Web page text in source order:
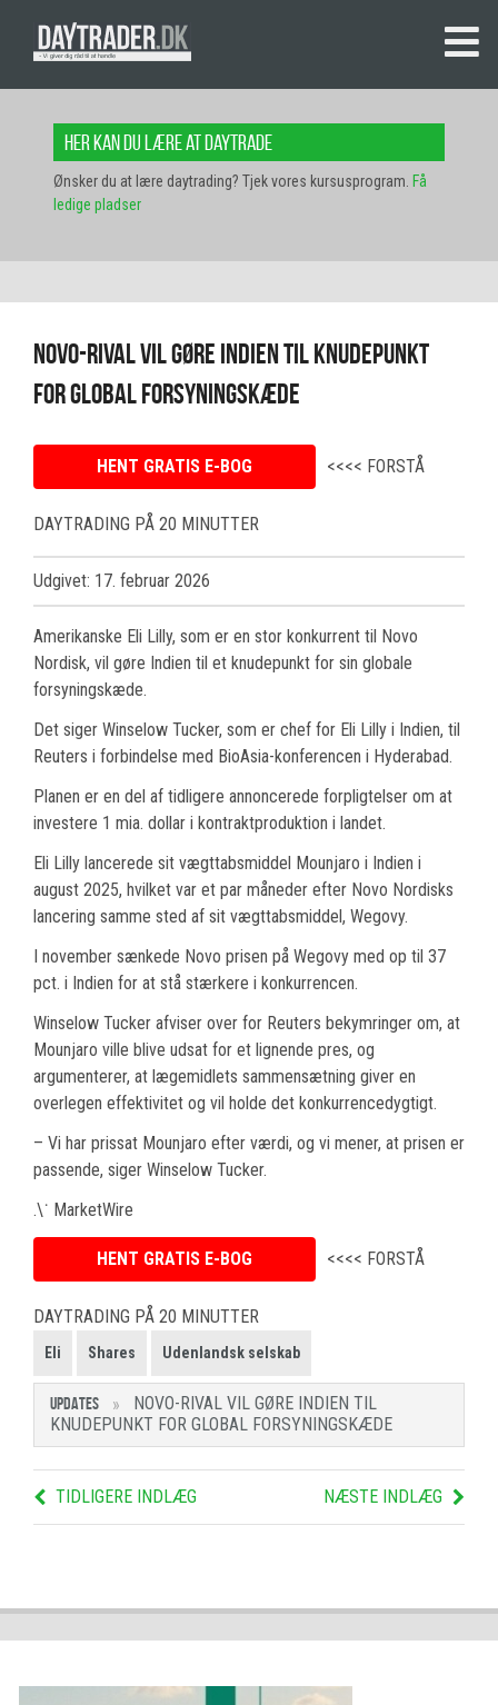
Her kan du lære at daytrade
Ønsker du at lære daytrading? Tjek vores kursusprogram. Få
ledige pladser
Novo-rival vil gøre Indien til knudepunkt
for global forsyningskæde
HENT GRATIS E-BOG <<<< FORSTÅ
DAYTRADING PÅ 20 MINUTTER
Udgivet: 17. februar 2026
Amerikanske Eli Lilly, som er en stor konkurrent til Novo
Nordisk, vil gøre Indien til et knudepunkt for sin globale
forsyningskæde.
Det siger Winselow Tucker, som er chef for Eli Lilly i Indien, til
Reuters i forbindelse med BioAsia-konferencen i Hyderabad.
Planen er en del af tidligere annoncerede forpligtelser om at
investere 1 mia. dollar i kontraktproduktion i landet.
Eli Lilly lancerede sit vægttabsmiddel Mounjaro i Indien i
august 2025, hvilket var et par måneder efter Novo Nordisks
lancering samme sted af sit vægttabsmiddel, Wegovy.
I november sænkede Novo prisen på Wegovy med op til 37
pct. i Indien for at stå stærkere i konkurrencen.
Winselow Tucker afviser over for Reuters bekymringer om, at
Mounjaro ville blive udsat for et lignende pres, og
argumenterer, at lægemidlets sammensætning giver en
overlegen effektivitet og vil holde det konkurrencedygtigt.
– Vi har prissat Mounjaro efter værdi, og vi mener, at prisen er
passende, siger Winselow Tucker.
.\˙ MarketWire
HENT GRATIS E-BOG <<<< FORSTÅ
DAYTRADING PÅ 20 MINUTTER
Eli Shares Udenlandsk selskab
UPDATES
NOVO-RIVAL VIL GØRE INDIEN TIL
KNUDEPUNKT FOR GLOBAL FORSYNINGSKÆDE
TIDLIGERE INDLÆG NÆSTE INDLÆG